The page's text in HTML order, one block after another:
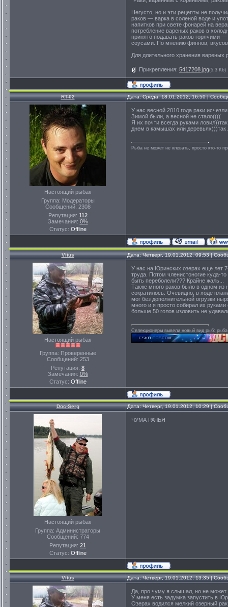
Негусто, но и эти рецепты не
раков — варка в соленой воде и
напитков при свете фонарей на
потребление вареных раков в
принято подавать раков горячими
соусами. По мнению финнов,
Для длительного хранения
Прикрепления: 5417208.jpg(5.3 Kb)
RT-02 Дата: Среда, 18.01.2012, 16:50 |
Настоящий рыбак
Группа: Модераторы
Сообщений: 2308
Репутация: 112
Замечания: 0%
Статус: Offline
У нас весной 2010 года раки
Зимой были, а весной не стало((((
Я их почти всегда руками
днем в камышах или деревьях)))так
Рыба не может не клевать, просто кто-то
Vitus Дата: Четверг, 19.01.2012, 09:53 |
Настоящий рыбак
Группа: Проверенные
Сообщений: 253
Репутация: 8
Замечания: 0%
Статус: Offline
У нас на Юринских озерах еще лет
труда. Потом членистоногие куда-
быть переболели??? Крайне жаль...
Также много раков было в одном из
сократилось. Очевидно, в ходе
мог без дополнительной огрузки
много и я просто собирал их
больше 50 голов изловить не
Селекционеры вывели новый вид рыб:
Doc-Serg Дата: Четверг, 19.01.2012, 10:29 |
Настоящий рыбак
Группа: Администраторы
Сообщений: 774
Репутация: 21
Статус: Offline
ЧУМА РАЧЬЯ
Vitus Дата: Четверг, 19.01.2012, 13:35 |
Да, про чуму я слышал, но не может
У меня есть задумка запустить в
Озерах водился мелкий озерный